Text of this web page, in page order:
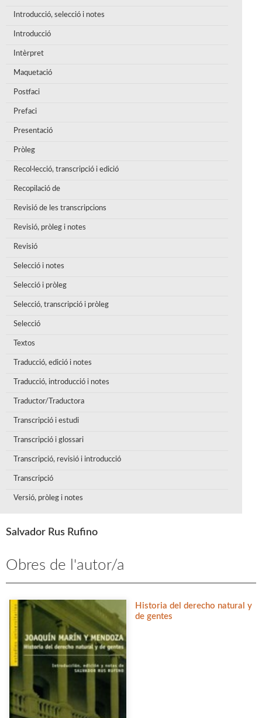
Introducció, selecció i notes
Introducció
Intèrpret
Maquetació
Postfaci
Prefaci
Presentació
Pròleg
Recol·lecció, transcripció i edició
Recopilació de
Revisió de les transcripcions
Revisió, pròleg i notes
Revisió
Selecció i notes
Selecció i pròleg
Selecció, transcripció i pròleg
Selecció
Textos
Traducció, edició i notes
Traducció, introducció i notes
Traductor/Traductora
Transcripció i estudi
Transcripció i glossari
Transcripció, revisió i introducció
Transcripció
Versió, pròleg i notes
Salvador Rus Rufino
Obres de l'autor/a
Historia del derecho natural y
de gentes